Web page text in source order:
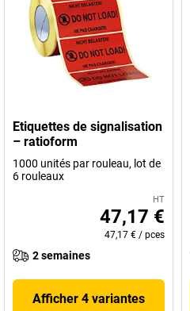
Etiquettes de signalisation
– ratioform
1000 unités par rouleau, lot de
6 rouleaux
HT
47,17 €
47,17 € / pces
2 semaines
Afficher 4 variantes